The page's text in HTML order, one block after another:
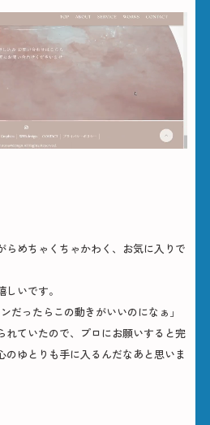
らめちゃくちゃかわく、お気に入りで
いです。
だったらこの動きがいいのになぁ」
れていたので、プロにお願いすると完
のゆとりも手に入るんだなあと思いま